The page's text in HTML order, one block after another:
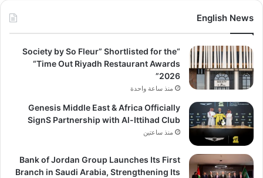
English News
“Society by So Fleur” Shortlisted for the
“Time Out Riyadh Restaurant Awards
2026”
منذ ساعة واحدة
Genesis Middle East & Africa Officially
SignS Partnership with Al-Ittihad Club
منذ ساعتين
Bank of Jordan Group Launches Its First
Branch in Saudi Arabia, Strengthening Its